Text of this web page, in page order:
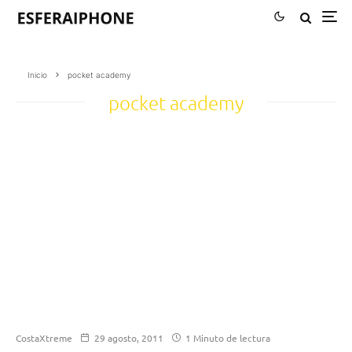
Inicio pocket academy
pocket academy
CostaXtreme 29 agosto, 2011 1 Minuto de lectura